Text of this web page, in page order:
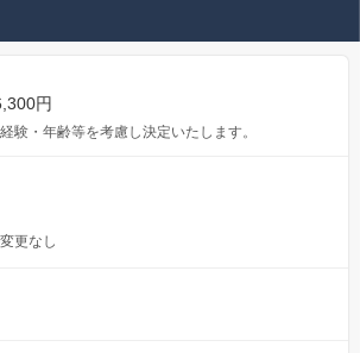
円
験・年齢等を考慮し決定いたします。
更なし